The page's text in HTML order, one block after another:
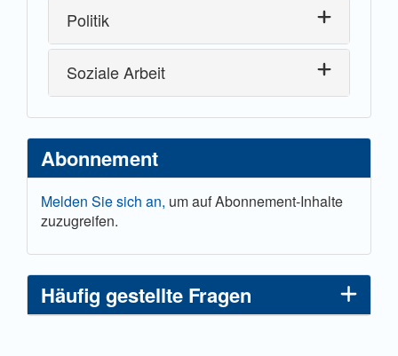
Politik
Soziale Arbeit
Abonnement
Melden Sie sich an, um auf Abonnement-Inhalte
zuzugreifen.
Häufig gestellte Fragen